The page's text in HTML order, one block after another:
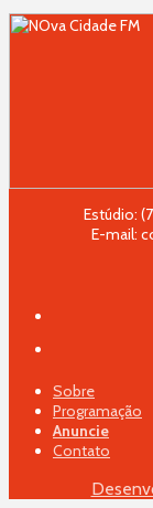
Estúdio:
E-mail:
Sobre
Programação
Anuncie
Contato